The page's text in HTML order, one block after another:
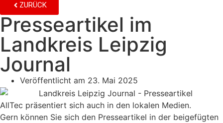
ZURÜCK
Presseartikel im
Landkreis Leipzig
Journal
Veröffentlicht am 23. Mai 2025
AllTec präsentiert sich auch in den lokalen Medien.
Gern können Sie sich den Presseartikel in der beigefügten